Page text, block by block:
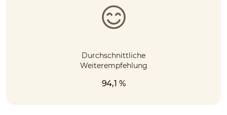
Durchschnittliche
Weiterempfehlung
94,1 %